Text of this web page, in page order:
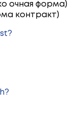
очная форма)
контракт)